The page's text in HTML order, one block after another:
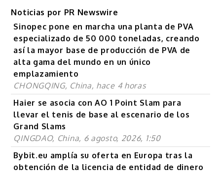
Noticias por PR Newswire
Sinopec pone en marcha una planta de PVA
especializado de 50 000 toneladas, creando
así la mayor base de producción de PVA de
alta gama del mundo en un único
emplazamiento
CHONGQING, China, hace 4 horas
Haier se asocia con AO 1 Point Slam para
llevar el tenis de base al escenario de los
Grand Slams
QINGDAO, China, 6 agosto, 2026, 1:50
Bybit.eu amplía su oferta en Europa tras la
obtención de la licencia de entidad de dinero